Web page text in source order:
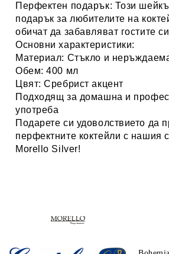
Перфектен подарък: Този
подарък за любителите на
обичат да забавляват гостите
Основни характеристики:
Материал: Стъкло и
Обем: 400 мл
Цвят: Сребрист акцент
Подходящ за домашна и
употреба
Подарете си удоволствието да
перфектните коктейли с нашия
Morello Silver!